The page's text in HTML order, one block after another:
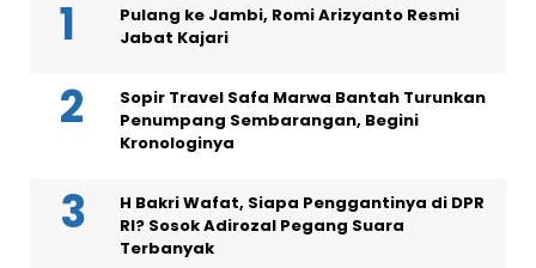
Pulang ke Jambi, Romi Arizyanto Resmi
Jabat Kajari
Sopir Travel Safa Marwa Bantah Turunkan
Penumpang Sembarangan, Begini
Kronologinya
H Bakri Wafat, Siapa Penggantinya di DPR
RI? Sosok Adirozal Pegang Suara
Terbanyak